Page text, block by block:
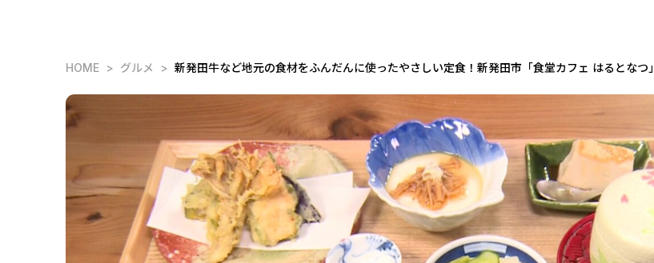
HOME グルメ 新発田牛など地元の食材をふんだんに使ったやさしい定食！新発田市「食堂カフェ はるとなつ」